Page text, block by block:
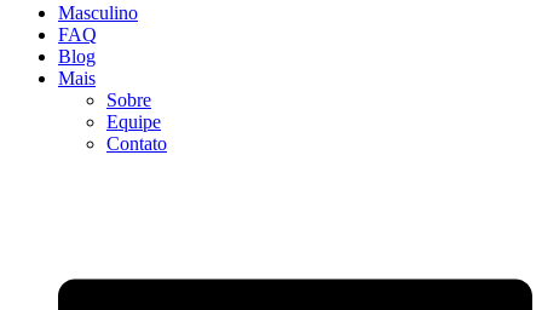
Masculino
FAQ
Blog
Mais
Sobre
Equipe
Contato